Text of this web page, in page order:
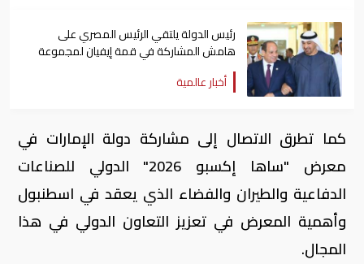
رئيس الدولة يلتقي الرئيس المصري على
هامش المشاركة في قمة إيفيان لمجموعة
السبع
أخبار عالمية
كما تطرق الاتصال إلى مشاركة دولة الإمارات في
معرض "ساها إكسبو 2026" الدولي للصناعات
الدفاعية والطيران والفضاء الذي يعقد في اسطنبول
وأهمية المعرض في تعزيز التعاون الدولي في هذا
المجال.